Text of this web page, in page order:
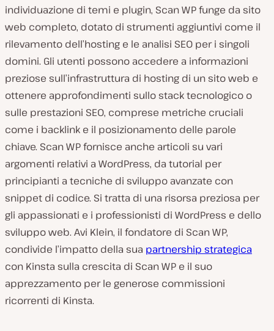
individuazione di temi e plugin, Scan WP funge da sito
web completo, dotato di strumenti aggiuntivi come il
rilevamento dell’hosting e le analisi SEO per i singoli
domini. Gli utenti possono accedere a informazioni
preziose sull’infrastruttura di hosting di un sito web e
ottenere approfondimenti sullo stack tecnologico o
sulle prestazioni SEO, comprese metriche cruciali
come i backlink e il posizionamento delle parole
chiave. Scan WP fornisce anche articoli su vari
argomenti relativi a WordPress, da tutorial per
principianti a tecniche di sviluppo avanzate con
snippet di codice. Si tratta di una risorsa preziosa per
gli appassionati e i professionisti di WordPress e dello
sviluppo web. Avi Klein, il fondatore di Scan WP,
condivide l’impatto della sua partnership strategica
con Kinsta sulla crescita di Scan WP e il suo
apprezzamento per le generose commissioni
ricorrenti di Kinsta.